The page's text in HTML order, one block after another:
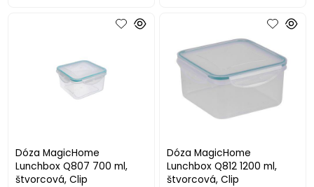
Dóza MagicHome
Lunchbox Q807 700 ml,
štvorcová, Clip
Dóza MagicHome
Lunchbox Q812 1200 ml,
štvorcová, Clip